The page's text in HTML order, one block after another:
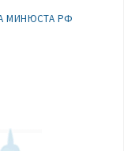
МИНЮСТА РФ